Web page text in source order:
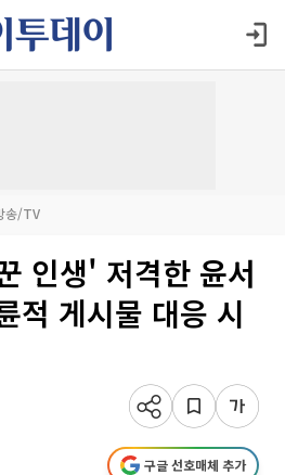
송/TV
인생' 저격한 윤서
게시물 대응 시
구글 선호매체 추가